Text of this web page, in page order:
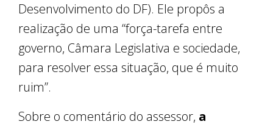
Desenvolvimento do DF). Ele propôs a
realização de uma “força-tarefa entre
governo, Câmara Legislativa e sociedade,
para resolver essa situação, que é muito
ruim”.
Sobre o comentário do assessor, a